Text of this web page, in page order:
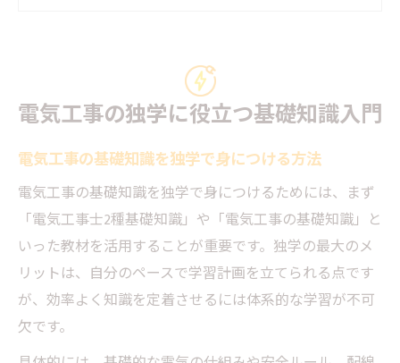
中学生にもわかる電気工事の基礎知識の解
説
効率的な電気工事士学習法を考える
電気工事基礎知識を効率良く覚える学習法
アプリを活用した電気工事知識の暗記術
電気工事の基礎知識を本で深める効果的な
方法
未経験から電気工事への第一歩を踏み出す
電気工事の独学に役立つ基礎知識入門
電気工事の基礎知識を独学で身につける方法
電気工事の基礎知識を独学で身につけるためには、まず
「電気工事士2種基礎知識」や「電気工事の基礎知識」と
いった教材を活用することが重要です。独学の最大のメ
リットは、自分のペースで学習計画を立てられる点です
が、効率よく知識を定着させるには体系的な学習が不可
欠です。